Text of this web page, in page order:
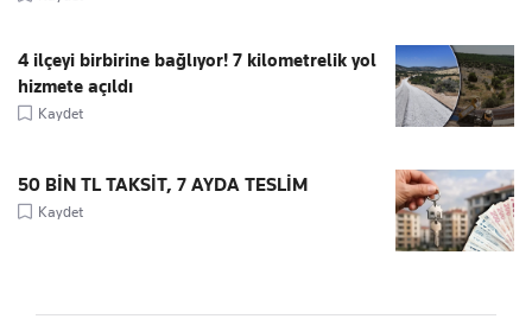
4 ilçeyi birbirine bağlıyor! 7 kilometrelik yol
hizmete açıldı
Kaydet
50 BİN TL TAKSİT, 7 AYDA TESLİM
Kaydet